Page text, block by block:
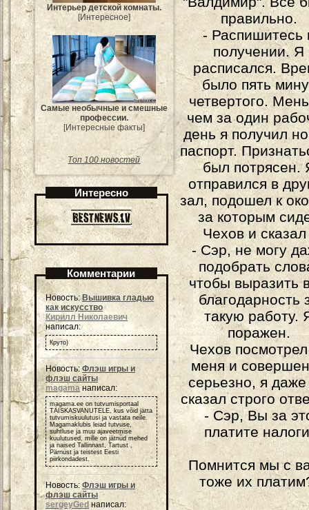
Интерьер детской комнаты.
[Интересное]
Самые необычные и смешные
профессии.
[Интересные факты]
Топ 100 новостей
Интересно
Комментарии
Новость:Вышивка гладью
как искусство
Кирилл Николаевич
написал:
Круто)
Новость:Флэш игры и
флэш сайты
magama написал:
magama.ee on tutvumisportaal
TÄISKASVANUTELE, kus võid jätta
tutvumiskuulutusi ja vastata neile.
Magamaklubis leiad tutvuse,
suhtluse ja muu ajaveetmise
kuulutused, mille on jätnud mehed
ja naised Tallinnast, Tartust ,
Pärnust ja teistest Eesti
piirkondadest.
Новость: Флэш игры и
флэш сайты
sergeyGed написал:
правильно.
- Распишитесь
получении. Я
расписался.
было пять
четвертого.
чем за один
день я получил
паспорт.
был потрясен.
отправился в
зал, подошел к
за которым
Чехов и
- Сэр, не могу
подобрать
чтобы выразить
благодарность
такую работу.
поражен.
Чехов
меня и
серьезно, я
сказал строго
- Сэр, Вы за
платите
Помнится мы с
тоже их